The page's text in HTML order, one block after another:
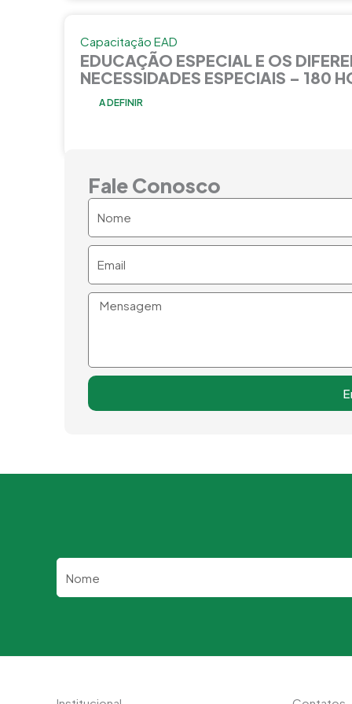
Capacitação EAD
EDUCAÇÃO ESPECIAL E OS
NECESSIDADES ESPECIAIS – 180
A DEFINIR
Fale Conosco
Mensagem